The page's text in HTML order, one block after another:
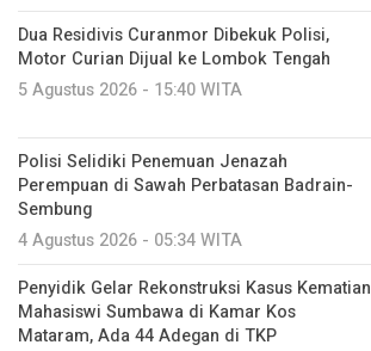
Dua Residivis Curanmor Dibekuk Polisi,
Motor Curian Dijual ke Lombok Tengah
5 Agustus 2026 - 15:40 WITA
Polisi Selidiki Penemuan Jenazah
Perempuan di Sawah Perbatasan Badrain-
Sembung
4 Agustus 2026 - 05:34 WITA
Penyidik Gelar Rekonstruksi Kasus Kematian
Mahasiswi Sumbawa di Kamar Kos
Mataram, Ada 44 Adegan di TKP